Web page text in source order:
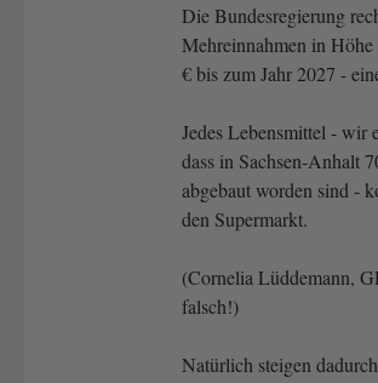
Die Bundesregierung
Mehreinnahmen in
€ bis zum Jahr 2027 -
Jedes Lebensmittel - wir
dass in Sachsen-Anhalt
abgebaut worden sind -
den Supermarkt.
(Cornelia Lüddemann,
falsch!)
Natürlich steigen